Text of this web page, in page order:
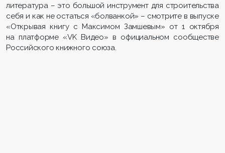
литература – это большой инструмент для строительства
себя и как не остаться «болванкой» – смотрите в выпуске
«Открывая книгу с Максимом Замшевым» от 1 октября
на платформе «VK Видео» в официальном сообществе
Российского книжного союза.